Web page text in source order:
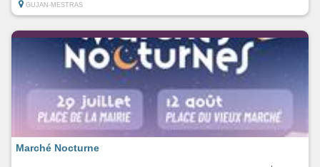
GUJAN-MESTRAS
Marché Nocturne